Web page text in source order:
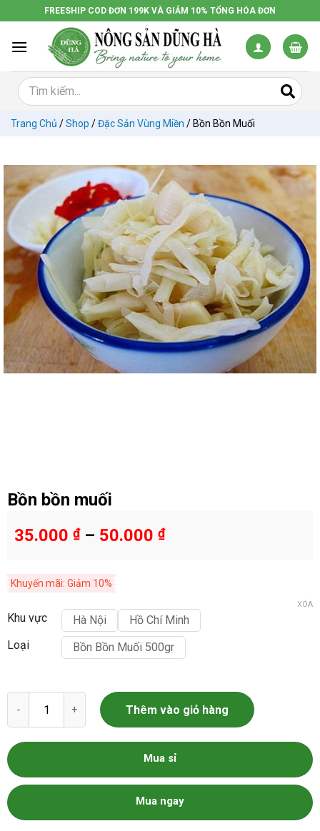
đến
dung
FREESHIP COD ĐƠN 199K VÀ GIẢM 10% TỔNG HÓA ĐƠN
Trang Chủ /Shop /Đặc Sản Vùng Miền / Bồn Bồn Muối
Bồn bồn muối
35.000 ₫– 50.000 ₫
Khuyến mãi: Giảm 10%
Khu vực Hà Nội
Hồ Chí Minh
Loại
Bồn Bồn Muối 500gr
XÓA
Bồn bồn muối số lượng
Thêm vào giỏ hàng
Mua sỉ
Mua ngay